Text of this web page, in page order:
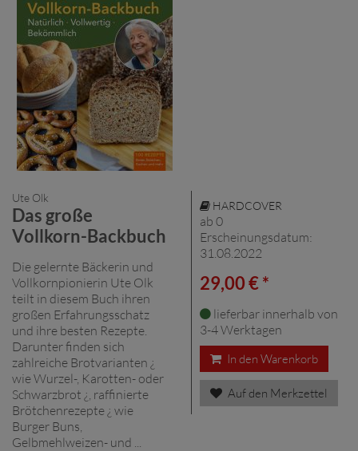
Ute Olk
Das große
Vollkorn-Backbuch
Die gelernte Bäckerin und
Vollkornpionierin Ute Olk
teilt in diesem Buch ihren
großen Erfahrungsschatz
und ihre besten Rezepte.
Darunter finden sich
zahlreiche Brotvarianten ¿
wie Wurzel-, Karotten- oder
Schwarzbrot ¿, raffinierte
Brötchenrezepte ¿ wie
Burger Buns,
Gelbmehlweizen- und ...
HARDCOVER
ab 0
Erscheinungsdatum:
31.08.2022
29,00 € *
lieferbar innerhalb von
3-4 Werktagen
In den Warenkorb
Auf den Merkzettel